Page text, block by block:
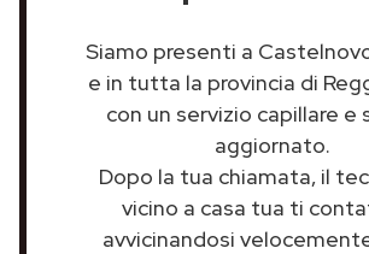
Siamo presenti a
e in tutta la provincia di
con un servizio capillare e
aggiornato.
Dopo la tua chiamata, il
vicino a casa tua ti
avvicinandosi